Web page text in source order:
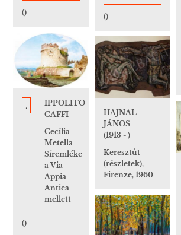
() ()
.
IPPOLITO
CAFFI
Cecília
Metella
Síremléke
a Via
Appia
Antica
mellett
()
HAJNAL
JÁNOS
(1913 - )
Keresztút
(részletek),
Firenze, 1960